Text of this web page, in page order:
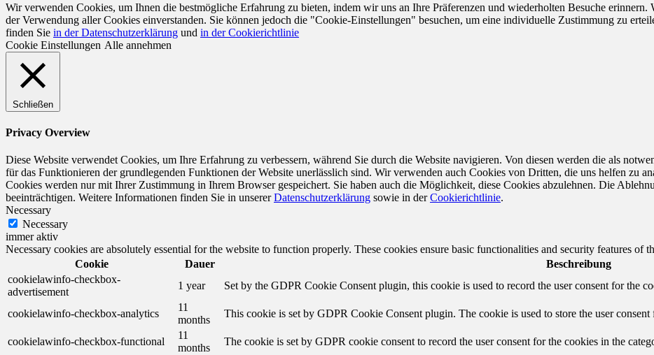
Wir verwenden Cookies, um Ihnen die bestmögliche Erfahrung zu bieten, indem wir uns an Ihre Präferenzen und wiederholten Besuche
der Verwendung aller Cookies einverstanden. Sie können jedoch die "Cookie-Einstellungen" besuchen, um eine individuelle Zustimmung zu
finden Sie in der Datenschutzerklärung und in der Cookierichtlinie
Cookie Einstellungen Alle annehmen
Schließen
Privacy Overview
Diese Website verwendet Cookies, um Ihre Erfahrung zu verbessern, während Sie durch die Website navigieren. Von diesen werden die als
für das Funktionieren der grundlegenden Funktionen der Website unerlässlich sind. Wir verwenden auch Cookies von Dritten, die uns helfen zu
Cookies werden nur mit Ihrer Zustimmung in Ihrem Browser gespeichert. Sie haben auch die Möglichkeit, diese Cookies abzulehnen. Die
beeinträchtigen. Weitere Informationen finden Sie in unsererDatenschutzerklärung sowie in derCookierichtlinie.
Necessary
Necessary
immer aktiv
Necessary cookies are absolutely essential for the website to function properly. These cookies ensure basic functionalities and security features of
Cookie
Dauer
Beschreibung
cookielawinfo-checkbox-
advertisement
1 year Set by the GDPR Cookie Consent plugin, this cookie is used to record the user consent for the
cookielawinfo-checkbox-analytics
11
months
This cookie is set by GDPR Cookie Consent plugin. The cookie is used to store the user
cookielawinfo-checkbox-functional
11
months
The cookie is set by GDPR cookie consent to record the user consent for the cookies in the